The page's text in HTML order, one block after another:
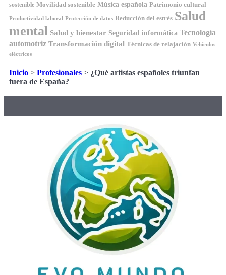
sostenible Movilidad sostenible Música española Patrimonio cultural
Productividad laboral Protección de datos Reducción del estrés Salud
mental Salud y bienestar Seguridad informática Tecnología
automotriz Transformación digital Técnicas de relajación Vehículos
eléctricos
Inicio > Profesionales > ¿Qué artistas españoles triunfan
fuera de España?